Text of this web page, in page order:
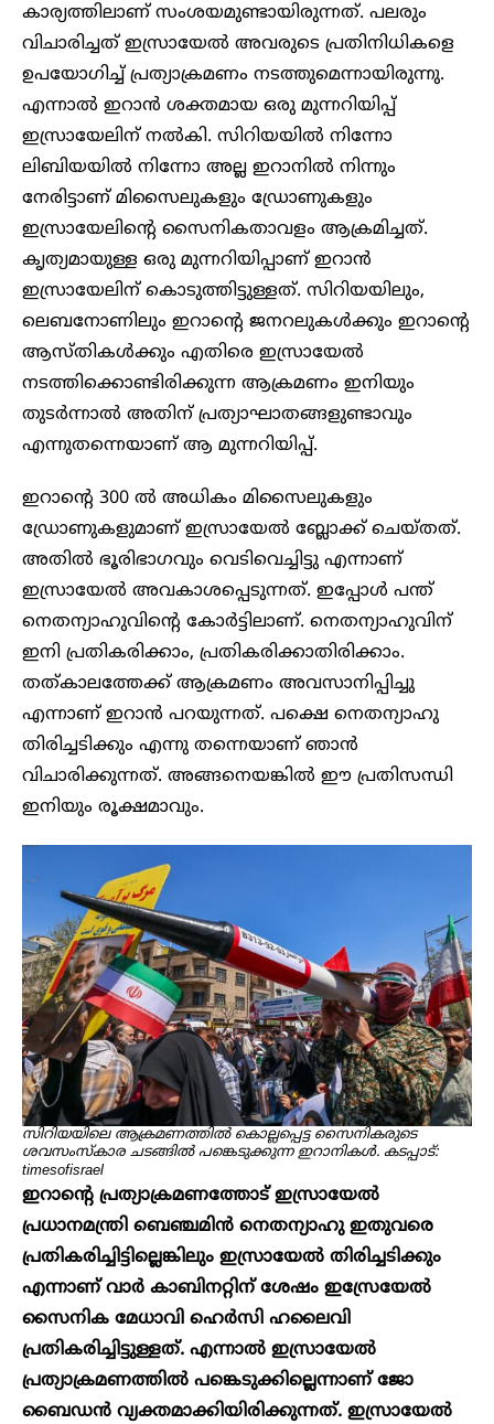
കാര്യത്തിലാണ് സംശയമുണ്ടായിരുന്നത്. പലരും
വിചാരിച്ചത് ഇസ്രായേൽ അവരുടെ പ്രതിനിധികളെ
ഉപയോഗിച്ച് പ്രത്യാക്രമണം നടത്തുമെന്നായിരുന്നു.
എന്നാൽ ഇറാൻ ശക്തമായ ഒരു മുന്നറിയിപ്പ്
ഇസ്രായേലിന് നൽകി. സിറിയയിൽ നിന്നോ
ലിബിയയിൽ നിന്നോ അല്ല ഇറാനിൽ നിന്നും
നേരിട്ടാണ് മിസൈലുകളും ഡ്രോണുകളും
ഇസ്രായേലിന്റെ സൈനികതാവളം ആക്രമിച്ചത്.
കൃത്യമായുള്ള ഒരു മുന്നറിയിപ്പാണ് ഇറാൻ
ഇസ്രായേലിന് കൊടുത്തിട്ടുള്ളത്. സിറിയയിലും,
ലെബനോണിലും ഇറാന്റെ ജനറലുകൾക്കും ഇറാന്റെ
ആസ്തികൾക്കും എതിരെ ഇസ്രായേൽ
നടത്തിക്കൊണ്ടിരിക്കുന്ന ആക്രമണം ഇനിയും
തുടർന്നാൽ അതിന് പ്രത്യാഘാതങ്ങളുണ്ടാവും
എന്നുതന്നെയാണ് ആ മുന്നറിയിപ്പ്.
ഇറാന്റെ 300 ൽ അധികം മിസൈലുകളും
ഡ്രോണുകളുമാണ് ഇസ്രായേൽ ബ്ലോക്ക് ചെയ്തത്.
അതിൽ ഭൂരിഭാഗവും വെടിവെച്ചിട്ടു എന്നാണ്
ഇസ്രായേൽ അവകാശപ്പെടുന്നത്. ഇപ്പോൾ പന്ത്
നെതന്യാഹുവിന്റെ കോർട്ടിലാണ്. നെതന്യാഹുവിന്
ഇനി പ്രതികരിക്കാം, പ്രതികരിക്കാതിരിക്കാം.
തത്കാലത്തേക്ക് ആക്രമണം അവസാനിപ്പിച്ചു
എന്നാണ് ഇറാൻ പറയുന്നത്. പക്ഷെ നെതന്യാഹു
തിരിച്ചടിക്കും എന്നു തന്നെയാണ് ഞാൻ
വിചാരിക്കുന്നത്. അങ്ങനെയങ്കിൽ ഈ പ്രതിസന്ധി
ഇനിയും രൂക്ഷമാവും.
സിറിയയിലെ ആക്രമണത്തിൽ കൊല്ലപ്പെട്ട സൈനികരുടെ
ശവസംസ്‌കാര ചടങ്ങിൽ പങ്കെടുക്കുന്ന ഇറാനികൾ. കടപ്പാട്:
timesofisrael
ഇറാന്റെ പ്രത്യാക്രമണത്തോട് ഇസ്രായേൽ
പ്രധാനമന്ത്രി ബെഞ്ചമിൻ നെതന്യാഹു ഇതുവരെ
പ്രതികരിച്ചിട്ടില്ലെങ്കിലും ഇസ്രായേൽ തിരിച്ചടിക്കും
എന്നാണ് വാ‍ർ കാബിനറ്റിന് ശേഷം ഇസ്രേയേൽ
സൈനിക മേധാവി ഹെർസി ഹലൈവി
പ്രതികരിച്ചിട്ടുള്ളത്. എന്നാൽ ഇസ്രായേൽ
പ്രത്യാക്രമണത്തിൽ പങ്കെടുക്കില്ലെന്നാണ് ജോ
ബൈഡൻ വ്യക്തമാക്കിയിരിക്കുന്നത്. ഇസ്രായേൽ